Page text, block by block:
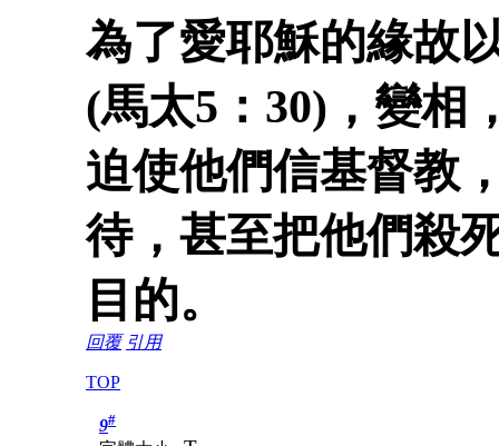
為了愛耶穌的緣故
(馬太5：30)，變相
迫使他們信基督教
待，甚至把他們殺
目的。
回覆 引用
TOP
9#